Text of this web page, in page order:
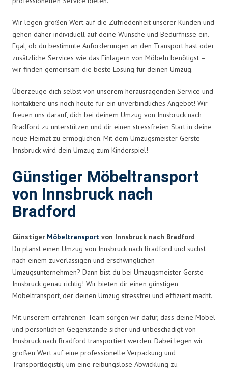
Wir legen großen Wert auf die Zufriedenheit unserer Kunden und
gehen daher individuell auf deine Wünsche und Bedürfnisse ein.
Egal, ob du bestimmte Anforderungen an den Transport hast oder
zusätzliche Services wie das Einlagern von Möbeln benötigst –
wir finden gemeinsam die beste Lösung für deinen Umzug.
Überzeuge dich selbst von unserem herausragenden Service und
kontaktiere uns noch heute für ein unverbindliches Angebot! Wir
freuen uns darauf, dich bei deinem Umzug von Innsbruck nach
Bradford zu unterstützen und dir einen stressfreien Start in deine
neue Heimat zu ermöglichen. Mit dem Umzugsmeister Gerste
Innsbruck wird dein Umzug zum Kinderspiel!
Günstiger Möbeltransport
von Innsbruck nach
Bradford
Günstiger Möbeltransport von Innsbruck nach Bradford
Du planst einen Umzug von Innsbruck nach Bradford und suchst
nach einem zuverlässigen und erschwinglichen
Umzugsunternehmen? Dann bist du bei Umzugsmeister Gerste
Innsbruck genau richtig! Wir bieten dir einen günstigen
Möbeltransport, der deinen Umzug stressfrei und effizient macht.
Mit unserem erfahrenen Team sorgen wir dafür, dass deine Möbel
und persönlichen Gegenstände sicher und unbeschädigt von
Innsbruck nach Bradford transportiert werden. Dabei legen wir
großen Wert auf eine professionelle Verpackung und
Transportlogistik, um eine reibungslose Abwicklung zu